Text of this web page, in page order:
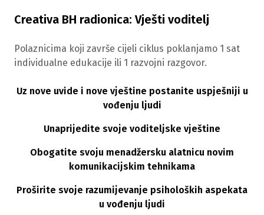
Creativa BH radionica: Vješti voditelj
Polaznicima koji završe cijeli ciklus poklanjamo 1 sat
individualne edukacije ili 1 razvojni razgovor.
Uz nove uvide i nove vještine postanite uspješniji u
vođenju ljudi
Unaprijedite svoje voditeljske vještine
Obogatite svoju menadžersku alatnicu novim
komunikacijskim tehnikama
Proširite svoje razumijevanje psiholoških aspekata
u vođenju ljudi